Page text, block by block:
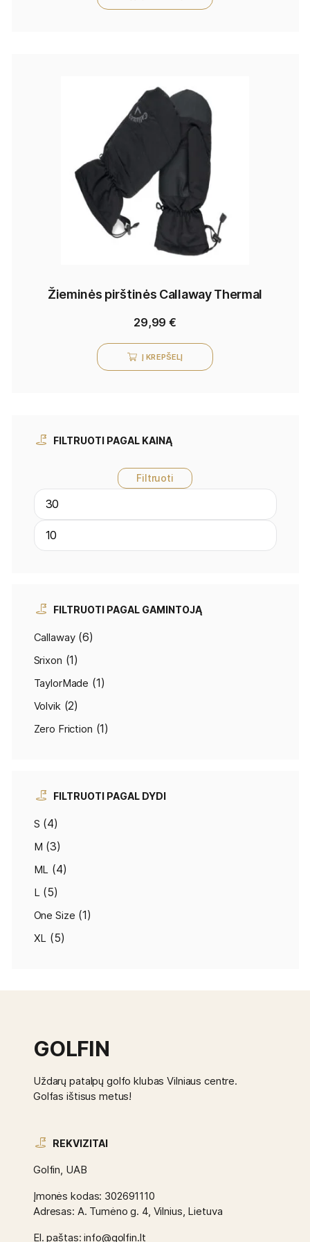
Žieminės pirštinės Callaway Thermal
29,99€
Į KREPŠELĮ
FILTRUOTI PAGAL KAINĄ
Filtruoti
FILTRUOTI PAGAL GAMINTOJĄ
Callaway (6)
Srixon (1)
TaylorMade (1)
Volvik (2)
Zero Friction (1)
FILTRUOTI PAGAL DYDI
S (4)
M (3)
ML (4)
L (5)
One Size (1)
XL (5)
GOLFIN
Uždarų patalpų golfo klubas Vilniaus centre.
Golfas ištisus metus!
REKVIZITAI
Golfin, UAB
Įmonės kodas: 302691110
Adresas: A. Tumėno g. 4, Vilnius, Lietuva
El. paštas: info@golfin.lt